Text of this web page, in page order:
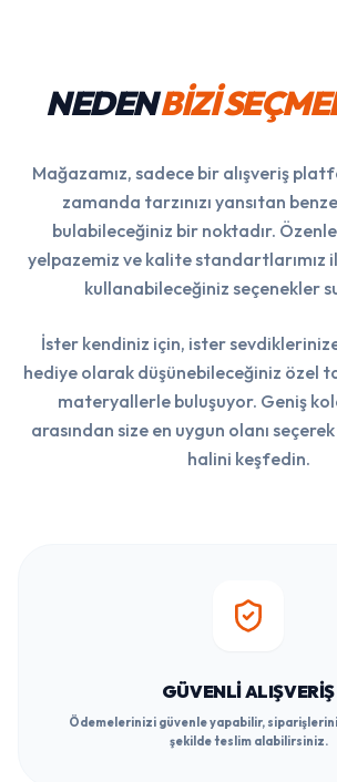
NEDENBİZİ
Mağazamız, sadece bir alışveriş
zamanda tarzınızı yansıtan
bulabileceğiniz bir noktadır.
yelpazemiz ve kalite standartlarımız
kullanabileceğiniz seçenekler
İster kendiniz için, ister
hediye olarak düşünebileceğiniz özel
materyallerle buluşuyor. Geniş
arasından size en uygun olanı seçerek
halini keşfedin.
GÜVENLI ALIŞVERIŞ
Ödemelerinizi güvenle yapabilir,
şekilde teslim alabilirsiniz.